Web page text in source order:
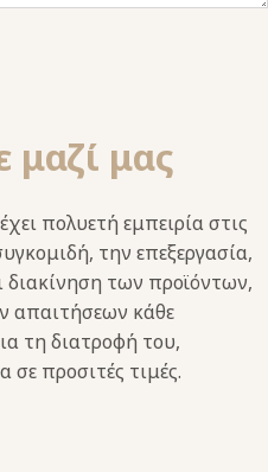
μαζί μας
πολυετή εμπειρία στις
την επεξεργασία,
των προϊόντων,
απαιτήσεων κάθε
τη διατροφή του,
σε προσιτές τιμές.